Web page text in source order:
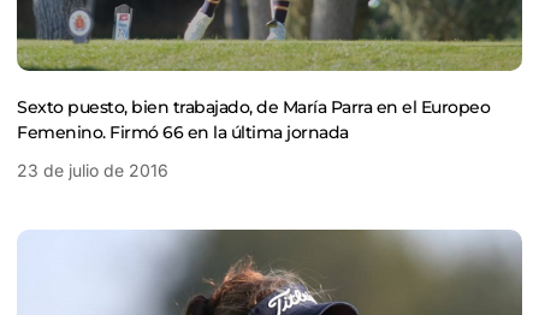
Sexto puesto, bien trabajado, de María Parra en el Europeo
Femenino. Firmó 66 en la última jornada
23 de julio de 2016